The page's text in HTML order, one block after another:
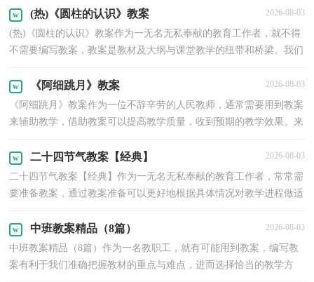
(热)《圆柱的认识》教案 2026-08-03
(热)《圆柱的认识》教案作为一无名无私奉献的教育工作者，就不得
不需要编写教案，教案是教材及大纲与课堂教学的纽带和桥梁。我们
《阿细跳月》教案 2026-08-03
《阿细跳月》教案作为一位不辞辛劳的人民教师，通常需要用到教案
来辅助教学，借助教案可以提高教学质量，收到预期的教学效果。来
二十四节气教案【经典】 2026-08-03
二十四节气教案【经典】作为一无名无私奉献的教育工作者，常常需
要准备教案，通过教案准备可以更好地根据具体情况对教学进程做适
中班教案精品（8篇） 2026-08-03
中班教案精品（8篇）作为一名教职工，就有可能用到教案，编写教
案有利于我们准确把握教材的重点与难点，进而选择恰当的教学方